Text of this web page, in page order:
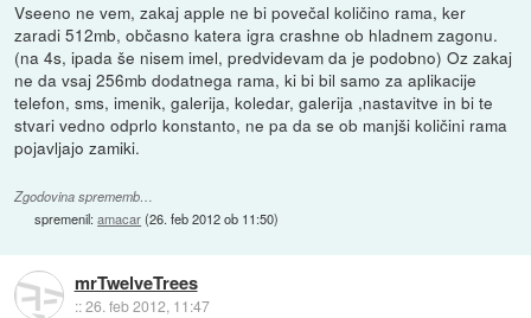
Vseeno ne vem, zakaj apple ne bi povečal količino rama, ker
zaradi 512mb, občasno katera igra crashne ob hladnem zagonu.
(na 4s, ipada še nisem imel, predvidevam da je podobno) Oz zakaj
ne da vsaj 256mb dodatnega rama, ki bi bil samo za aplikacije
telefon, sms, imenik, galerija, koledar, galerija ,nastavitve in bi te
stvari vedno odprlo konstanto, ne pa da se ob manjši količini rama
pojavljajo zamiki.
Zgodovina sprememb…
spremenil:amacar(26. feb 2012 ob 11:50)
mrTwelveTrees
::26. feb 2012, 11:47